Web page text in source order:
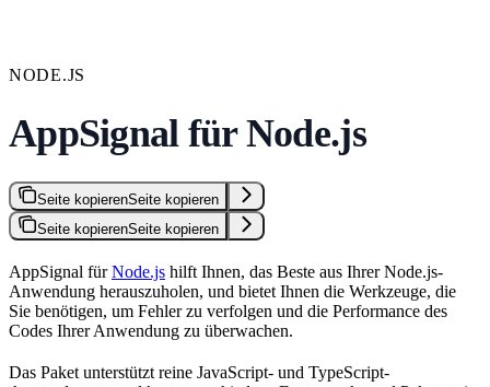
NODE.JS
AppSignal für Node.js
Seite kopierenSeite kopieren
Seite kopierenSeite kopieren
AppSignal fürNode.js hilft Ihnen, das Beste aus Ihrer Node.js-
Anwendung herauszuholen, und bietet Ihnen die Werkzeuge, die
Sie benötigen, um Fehler zu verfolgen und die Performance des
Codes Ihrer Anwendung zu überwachen.
Das Paket unterstützt reine JavaScript- und TypeScript-